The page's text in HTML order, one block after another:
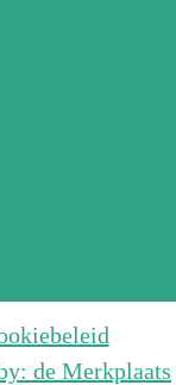
de Merkplaats